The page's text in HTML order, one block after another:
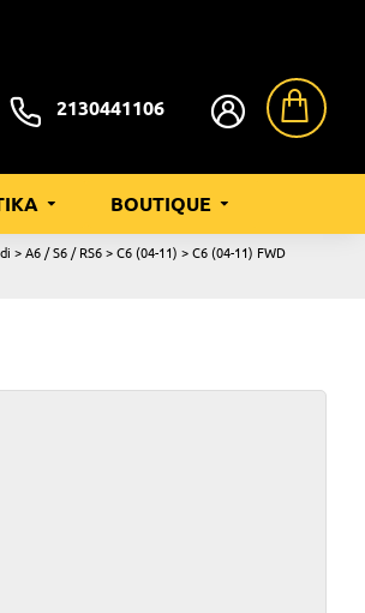
2130441106
BOUTIQUE
> A6 / S6 / RS6 > C6 (04-11) > C6 (04-11) FWD